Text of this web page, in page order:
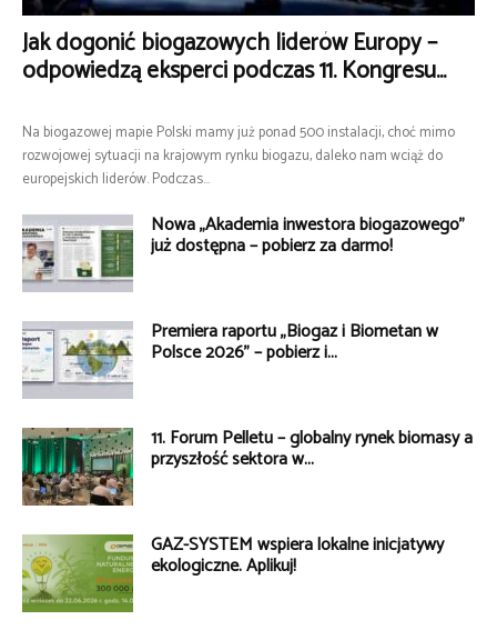
Jak dogonić biogazowych liderów Europy –
odpowiedzą eksperci podczas 11. Kongresu...
Na biogazowej mapie Polski mamy już ponad 500 instalacji, choć mimo
rozwojowej sytuacji na krajowym rynku biogazu, daleko nam wciąż do
europejskich liderów. Podczas...
Nowa „Akademia inwestora biogazowego”
już dostępna – pobierz za darmo!
Premiera raportu „Biogaz i Biometan w
Polsce 2026” – pobierz i...
11. Forum Pelletu – globalny rynek biomasy a
przyszłość sektora w...
GAZ-SYSTEM wspiera lokalne inicjatywy
ekologiczne. Aplikuj!